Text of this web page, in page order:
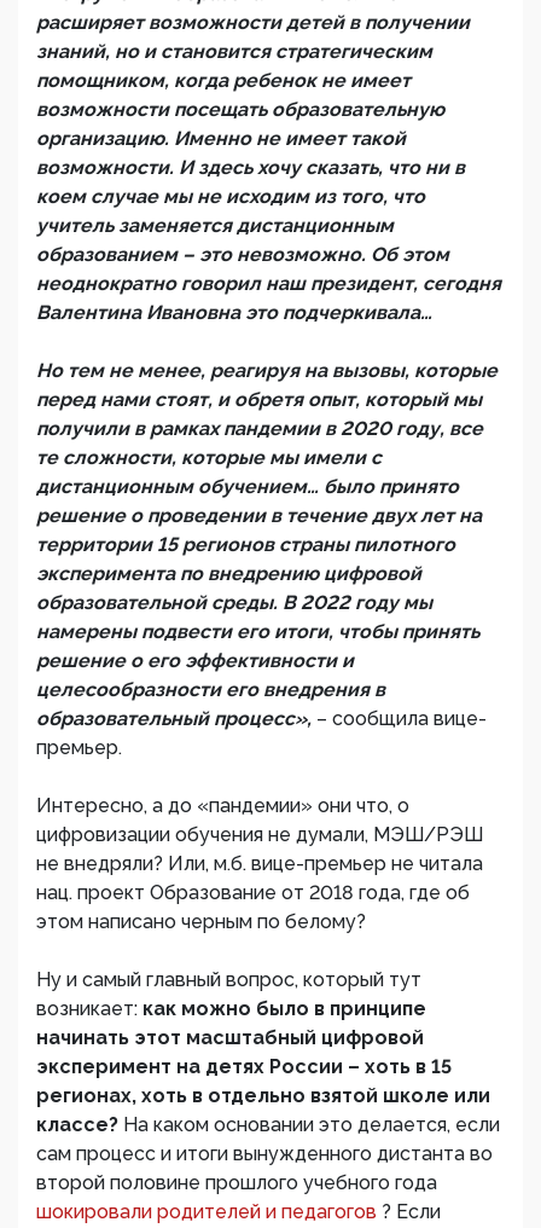
расширяет возможности детей в получении
знаний, но и становится стратегическим
помощником, когда ребенок не имеет
возможности посещать образовательную
организацию. Именно не имеет такой
возможности. И здесь хочу сказать, что ни в
коем случае мы не исходим из того, что
учитель заменяется дистанционным
образованием – это невозможно. Об этом
неоднократно говорил наш президент, сегодня
Валентина Ивановна это подчеркивала…
Но тем не менее, реагируя на вызовы, которые
перед нами стоят, и обретя опыт, который мы
получили в рамках пандемии в 2020 году, все
те сложности, которые мы имели с
дистанционным обучением… было принято
решение о проведении в течение двух лет на
территории 15 регионов страны пилотного
эксперимента по внедрению цифровой
образовательной среды. В 2022 году мы
намерены подвести его итоги, чтобы принять
решение о его эффективности и
целесообразности его внедрения в
образовательный процесс», – сообщила вице-
премьер.
Интересно, а до «пандемии» они что, о
цифровизации обучения не думали, МЭШ/РЭШ
не внедряли? Или, м.б. вице-премьер не читала
нац. проект Образование от 2018 года, где об
этом написано черным по белому?
Ну и самый главный вопрос, который тут
возникает: как можно было в принципе
начинать этот масштабный цифровой
эксперимент на детях России – хоть в 15
регионах, хоть в отдельно взятой школе или
классе? На каком основании это делается, если
сам процесс и итоги вынужденного дистанта во
второй половине прошлого учебного года
шокировали родителей и педагогов ? Если